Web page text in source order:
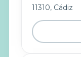
11310, Cádiz